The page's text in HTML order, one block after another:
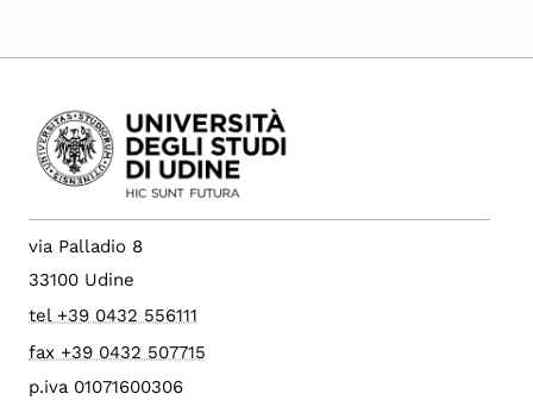
via Palladio 8
33100 Udine
tel +39 0432 556111
fax +39 0432 507715
p.iva 01071600306